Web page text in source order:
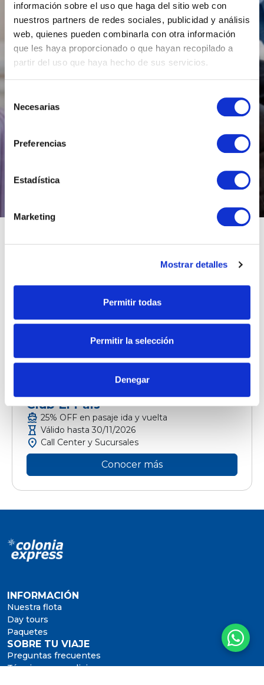
información sobre el uso que haga del sitio web con
nuestros partners de redes sociales, publicidad y análisis
web, quienes pueden combinarla con otra información
que les haya proporcionado o que hayan recopilado a
partir del uso que haya hecho de sus servicios.
Necesarias
Preferencias
Estadística
Marketing
Mostrar detalles
Permitir todas
Permitir la selección
Denegar
Club El País
directions_boat 25% OFF en pasaje ida y vuelta
hourglass Válido hasta 30/11/2026
location_on Call Center y Sucursales
Conocer más
INFORMACIÓN
Nuestra flota
Day tours
Paquetes
SOBRE TU VIAJE
Preguntas frecuentes
Términos y condiciones